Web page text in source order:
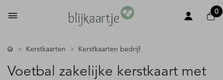
0
Kerstkaarten Kerstkaarten bedrijf
Voetbal zakelijke kerstkaart met